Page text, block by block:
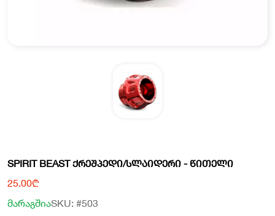
SPIRIT BEAST ᲥᲠᲔᲨᲞᲔᲓᲘ/ᲡᲚᲐᲘᲓᲔᲠᲘ - ᲬᲘᲗᲔᲚᲘ
25.00₾
მარაგშიაSKU: #503